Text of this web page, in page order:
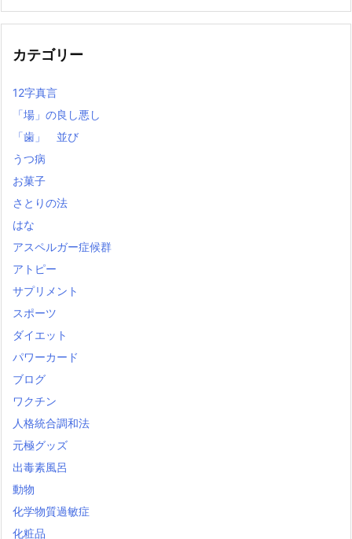
記
カテゴリー
12字真言
「場」の良し悪し
「歯」 並び
うつ病
お菓子
さとりの法
はな
アスペルガー症候群
アトピー
サプリメント
スポーツ
ダイエット
パワーカード
ブログ
ワクチン
人格統合調和法
元極グッズ
出毒素風呂
動物
化学物質過敏症
化粧品